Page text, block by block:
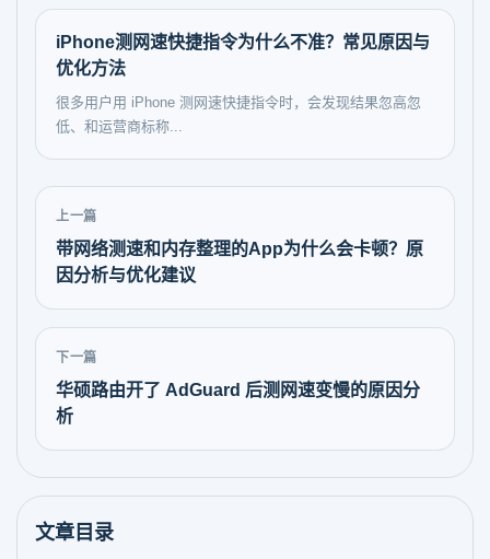
iPhone测网速快捷指令为什么不准？常见原因与
优化方法
很多用户用 iPhone 测网速快捷指令时，会发现结果忽高忽
低、和运营商标称...
上一篇
带网络测速和内存整理的App为什么会卡顿？原
因分析与优化建议
下一篇
华硕路由开了 AdGuard 后测网速变慢的原因分
析
文章目录